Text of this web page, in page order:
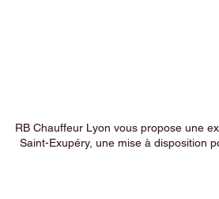
RB Chauffeur Lyon vous propose une
Saint-Exupéry, une mise à disposition